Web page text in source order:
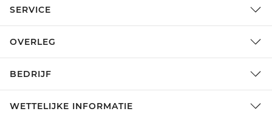
SERVICE
OVERLEG
BEDRIJF
WETTELIJKE INFORMATIE